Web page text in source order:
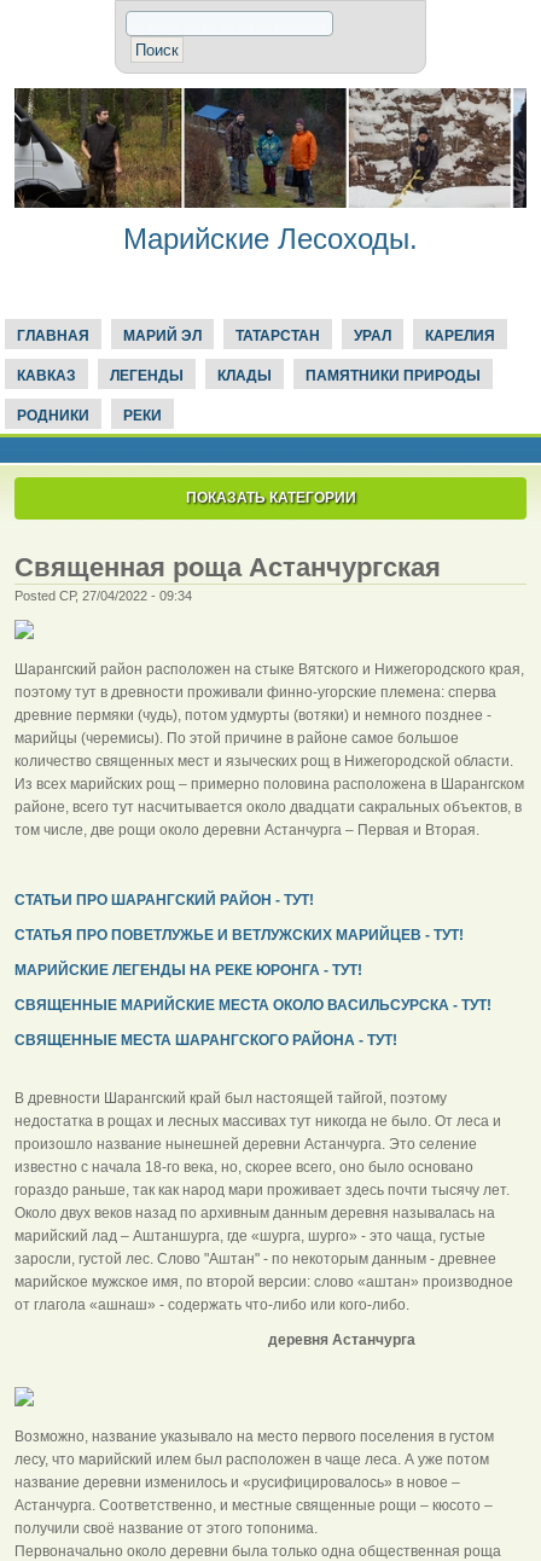
Марийские Лесоходы.
ГЛАВНАЯ МАРИЙ ЭЛ ТАТАРСТАН УРАЛ КАРЕЛИЯ
КАВКАЗ ЛЕГЕНДЫ КЛАДЫ ПАМЯТНИКИ ПРИРОДЫ
РОДНИКИ РЕКИ
ПОКАЗАТЬ КАТЕГОРИИ
Священная роща Астанчургская
Posted СР, 27/04/2022 - 09:34
Шарангский район расположен на стыке Вятского и Нижегородского края,
поэтому тут в древности проживали финно-угорские племена: сперва
древние пермяки (чудь), потом удмурты (вотяки) и немного позднее -
марийцы (черемисы). По этой причине в районе самое большое
количество священных мест и языческих рощ в Нижегородской области.
Из всех марийских рощ – примерно половина расположена в Шарангском
районе, всего тут насчитывается около двадцати сакральных объектов, в
том числе, две рощи около деревни Астанчурга – Первая и Вторая.
СТАТЬИ ПРО ШАРАНГСКИЙ РАЙОН - ТУТ!
СТАТЬЯ ПРО ПОВЕТЛУЖЬЕ И ВЕТЛУЖСКИХ МАРИЙЦЕВ - ТУТ!
МАРИЙСКИЕ ЛЕГЕНДЫ НА РЕКЕ ЮРОНГА - ТУТ!
СВЯЩЕННЫЕ МАРИЙСКИЕ МЕСТА ОКОЛО ВАСИЛЬСУРСКА - ТУТ!
СВЯЩЕННЫЕ МЕСТА ШАРАНГСКОГО РАЙОНА - ТУТ!
В древности Шарангский край был настоящей тайгой, поэтому
недостатка в рощах и лесных массивах тут никогда не было. От леса и
произошло название нынешней деревни Астанчурга. Это селение
известно с начала 18-го века, но, скорее всего, оно было основано
гораздо раньше, так как народ мари проживает здесь почти тысячу лет.
Около двух веков назад по архивным данным деревня называлась на
марийский лад – Аштаншурга, где «шурга, шурго» - это чаща, густые
заросли, густой лес. Слово "Аштан" - по некоторым данным - древнее
марийское мужское имя, по второй версии: слово «аштан» производное
от глагола «ашнаш» - содержать что-либо или кого-либо.
деревня Астанчурга
Возможно, название указывало на место первого поселения в густом
лесу, что марийский илем был расположен в чаще леса. А уже потом
название деревни изменилось и «русифицировалось» в новое –
Астанчурга. Соответственно, и местные священные рощи – кюсото –
получили своё название от этого топонима.
Первоначально около деревни была только одна общественная роща